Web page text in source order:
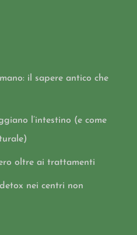
il sapere antico che
l’intestino (e come
oltre ai trattamenti
nei centri non